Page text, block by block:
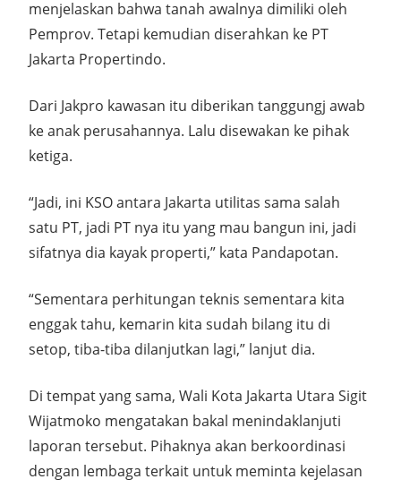
menjelaskan bahwa tanah awalnya dimiliki oleh
Pemprov. Tetapi kemudian diserahkan ke PT
Jakarta Propertindo.
Dari Jakpro kawasan itu diberikan tanggungj awab
ke anak perusahannya. Lalu disewakan ke pihak
ketiga.
“Jadi, ini KSO antara Jakarta utilitas sama salah
satu PT, jadi PT nya itu yang mau bangun ini, jadi
sifatnya dia kayak properti,” kata Pandapotan.
“Sementara perhitungan teknis sementara kita
enggak tahu, kemarin kita sudah bilang itu di
setop, tiba-tiba dilanjutkan lagi,” lanjut dia.
Di tempat yang sama, Wali Kota Jakarta Utara Sigit
Wijatmoko mengatakan bakal menindaklanjuti
laporan tersebut. Pihaknya akan berkoordinasi
dengan lembaga terkait untuk meminta kejelasan